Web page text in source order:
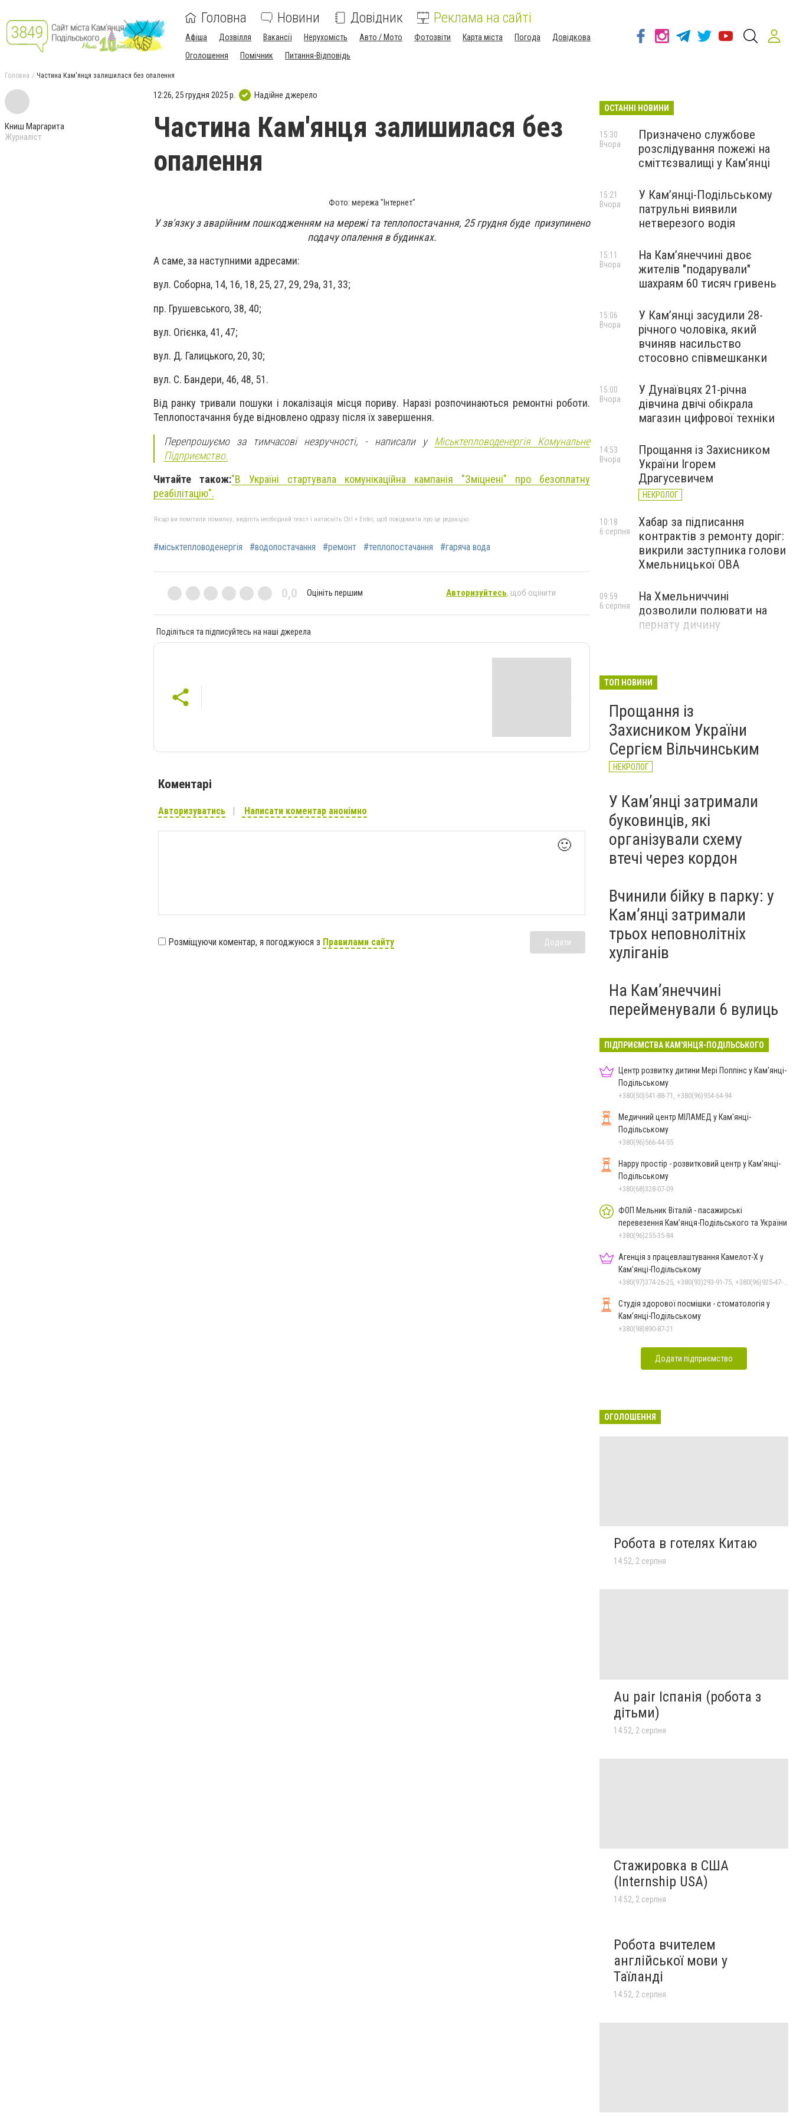
Головна Новини Довідник Реклама на сайті
Афіша Дозвілля Вакансії Нерухомість Авто / Мото Фотозвіти Карта міста Погода
Довідкова
Оголошення
Помічник Питання-Відповідь
Головна Частина Кам'янця залишилася без опалення
Книш Маргарита
Журналіст
12:26, 25 грудня 2025 р. Надійне джерело
Частина Кам'янця залишилася без
опалення
Фото: мережа "Інтернет"
У зв'язку з аварійним пошкодженням на мережі та теплопостачання, 25 грудня буде призупинено
подачу опалення в будинках.
А саме, за наступними адресами:
вул. Соборна, 14, 16, 18, 25, 27, 29, 29а, 31, 33;
пр. Грушевського, 38, 40;
вул. Огієнка, 41, 47;
вул. Д. Галицького, 20, 30;
вул. С. Бандери, 46, 48, 51.
Від ранку тривали пошуки і локалізація місця пориву. Наразі розпочинаються ремонтні роботи.
Теплопостачання буде відновлено одразу після їх завершення.
Перепрошуємо за тимчасові незручності, - написали у Міськтепловоденергія Комунальне
Підприємство.
Читайте також:"В Україні стартувала комунікаційна кампанія "Зміцнені" про безоплатну
реабілітацію".
Якщо ви помітили помилку, виділіть необхідний текст і натисніть Ctrl + Enter, щоб повідомити про це редакцію
#міськтепловоденергія #водопостачання #ремонт #теплопостачання #гаряча вода
0,0 Оцініть першим Авторизуйтесь, щоб оцінити
Поділіться та підписуйтесь на наші джерела
Коментарі
Авторизуватись Написати коментар анонімно
🙂
Розміщуючи коментар, я погоджуюся з Правилами сайту Додати
ОСТАННІ НОВИНИ
Призначено службове
розслідування пожежі на
сміттєзвалищі у Кам’янці
15:30
Вчора
У Кам’янці-Подільському
патрульні виявили
нетверезого водія
15:21
Вчора
На Камʼянеччині двоє
жителів "подарували"
шахраям 60 тисяч гривень
15:11
Вчора
У Камʼянці засудили 28-
річного чоловіка, який
вчиняв насильство
стосовно співмешканки
15:06
Вчора
У Дунаївцях 21-річна
дівчина двічі обікрала
магазин цифрової техніки
15:00
Вчора
Прощання із Захисником
України Ігорем
Драгусевичем
НЕКРОЛОГ
14:53
Вчора
Хабар за підписання
контрактів з ремонту доріг:
викрили заступника голови
Хмельницької ОВА
10:18
6 серпня
На Хмельниччині
дозволили полювати на
пернату дичину
09:59
6 серпня
ТОП НОВИНИ
Прощання із
Захисником України
Сергієм Вільчинським
НЕКРОЛОГ
У Кам’янці затримали
буковинців, які
організували схему
втечі через кордон
Вчинили бійку в парку: у
Кам’янці затримали
трьох неповнолітніх
хуліганів
На Камʼянеччині
перейменували 6 вулиць
ПІДПРИЄМСТВА КАМ'ЯНЦЯ-ПОДІЛЬСЬКОГО
Центр розвитку дитини Мері Поппінс у Кам'янці-
Подільському
+380(50)541-88-71, +380(96)954-64-94
Медичний центр МІЛАМЕД у Кам'янці-
Подільському
+380(96)566-44-55
Happy простір - розвитковий центр у Кам'янці-
Подільському
+380(68)328-07-09
ФОП Мельник Віталій - пасажирські
перевезення Кам’янця-Подільського та України
+380(96)255-35-84
Агенція з працевлаштування Камелот-Х у
Кам’янці-Подільському
+380(97)374-26-25, +380(93)293-91-75, +380(96)925-47-71, +380(73)327-54-83
Студія здорової посмішки - стоматологія у
Кам’янці-Подільському
+380(98)890-87-21
Додати підприємство
ОГОЛОШЕННЯ
Робота в готелях Китаю
14:52, 2 серпня
Au pair Іспанія (робота з
дітьми)
14:52, 2 серпня
Стажировка в США
(Internship USA)
14:52, 2 серпня
Робота вчителем
англійської мови у
Таїланді
14:52, 2 серпня